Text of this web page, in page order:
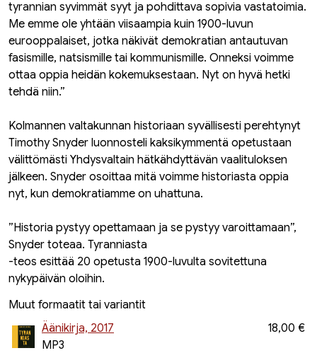
tyrannian syvimmät syyt ja pohdittava sopivia vastatoimia.
Me emme ole yhtään viisaampia kuin 1900-luvun
eurooppalaiset, jotka näkivät demokratian antautuvan
fasismille, natsismille tai kommunismille. Onneksi voimme
ottaa oppia heidän kokemuksestaan. Nyt on hyvä hetki
tehdä niin.”
Kolmannen valtakunnan historiaan syvällisesti perehtynyt
Timothy Snyder luonnosteli kaksikymmentä opetustaan
välittömästi Yhdysvaltain hätkähdyttävän vaalituloksen
jälkeen. Snyder osoittaa mitä voimme historiasta oppia
nyt, kun demokratiamme on uhattuna.
”Historia pystyy opettamaan ja se pystyy varoittamaan”,
Snyder toteaa. Tyranniasta
-teos esittää 20 opetusta 1900-luvulta sovitettuna
nykypäivän oloihin.
Muut formaatit tai variantit
Äänikirja, 2017
MP3
18,00 €